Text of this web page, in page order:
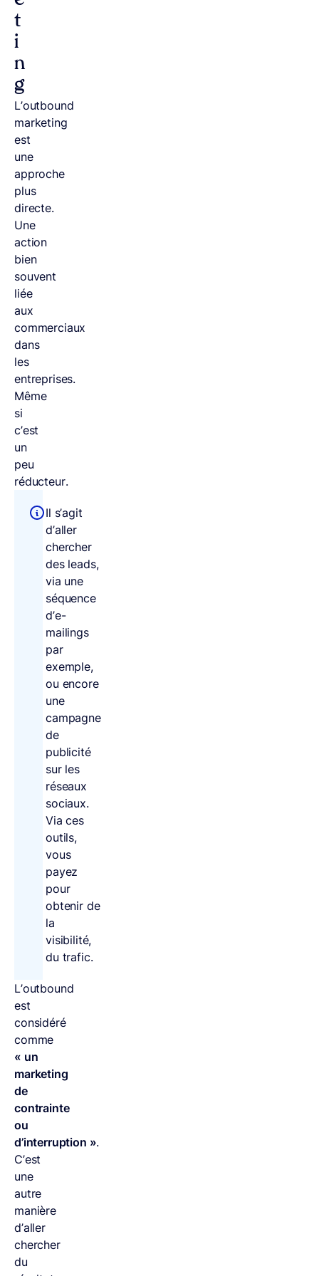
t
i
n
g
L’outbound
marketing
est
une
approche
plus
directe.
Une
action
bien
souvent
liée
aux
commerciaux
dans
les
entreprises.
Même
si
c’est
un
peu
réducteur.
Il s’agit
d’aller
chercher
des leads,
via une
séquence
d’e-
mailings
par
exemple,
ou encore
une
campagne
de
publicité
sur les
réseaux
sociaux.
Via ces
outils,
vous
payez
pour
obtenir de
la
visibilité,
du trafic.
L’outbound
est
considéré
comme
« un
marketing
de
contrainte
ou
d’interruption ».
C’est
une
autre
manière
d’aller
chercher
du